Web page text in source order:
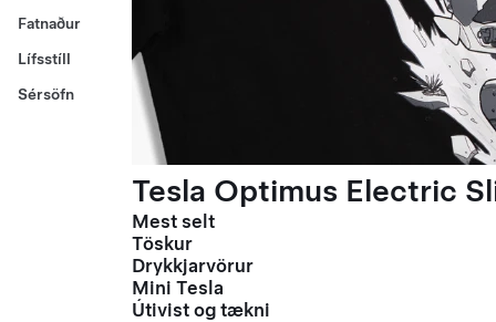
Fatnaður
Lífsstíll
Sérsöfn
Tesla Optimus Electric
Mest selt
Töskur
Drykkjarvörur
Mini Tesla
Útivist og tækni